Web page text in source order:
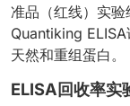
准品（红线）实
Quantiking
天然和重组蛋白。
ELISA回收率实